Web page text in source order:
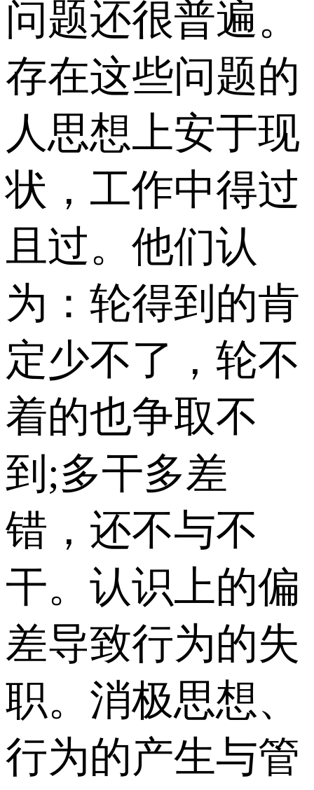
问题还很普遍。
存在这些问题的
人思想上安于现
状，工作中得过
且过。他们认
为：轮得到的肯
定少不了，轮不
着的也争取不
到;多干多差
错，还不与不
干。认识上的偏
差导致行为的失
职。消极思想、
行为的产生与管